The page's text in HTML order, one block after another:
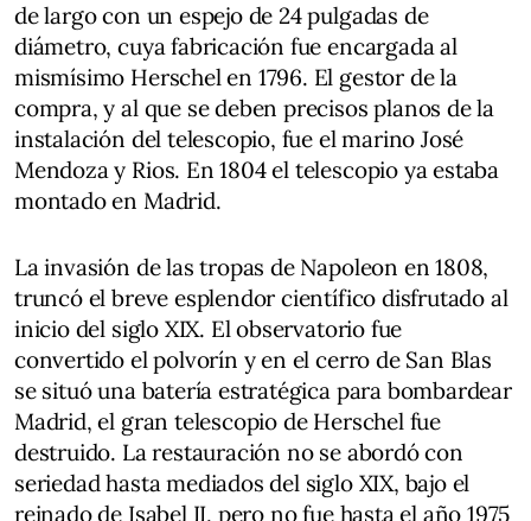
de largo con un espejo de 24 pulgadas de
diámetro, cuya fabricación fue encargada al
mismísimo Herschel en 1796. El gestor de la
compra, y al que se deben precisos planos de la
instalación del telescopio, fue el marino José
Mendoza y Rios. En 1804 el telescopio ya estaba
montado en Madrid.
La invasión de las tropas de Napoleon en 1808,
truncó el breve esplendor científico disfrutado al
inicio del siglo XIX. El observatorio fue
convertido el polvorín y en el cerro de San Blas
se situó una batería estratégica para bombardear
Madrid, el gran telescopio de Herschel fue
destruido. La restauración no se abordó con
seriedad hasta mediados del siglo XIX, bajo el
reinado de Isabel II, pero no fue hasta el año 1975